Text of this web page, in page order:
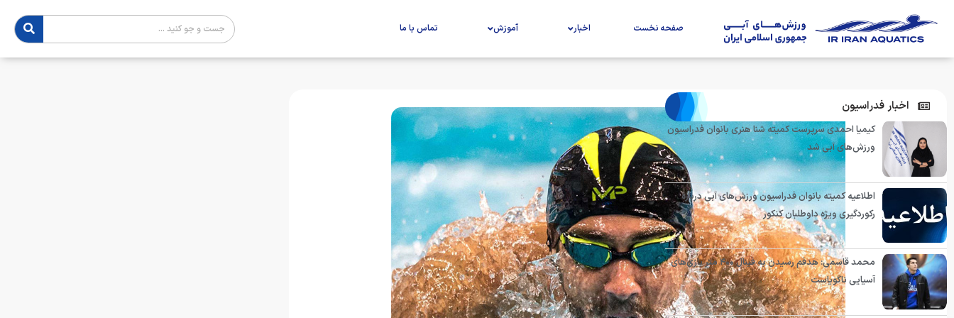
صفحه نخست اخبار آموزش تماس با ما
اخبار فدراسیون
کیمیا احمدی سرپرست کمیته شنا هنری بانوان فدراسیون
ورزش‌های آبی شد
اطلاعیه کمیته بانوان فدراسیون ورزش‌های آبی درباره
رکوردگیری ویژه داوطلبان کنکور
محمد قاسمی: هدفم رسیدن به فینال ۴۰۰ متر بازی‌های
آسیایی ناگویاست